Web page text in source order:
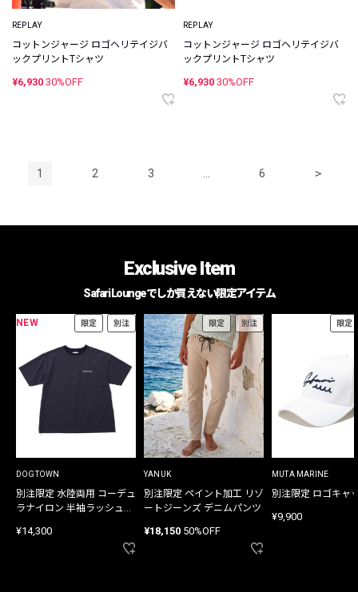
REPLAY
コットンジャージ ロゴヘリテイジバ
ックプリントTシャツ
¥6,930 30%OFF
REPLAY
コットンジャージ ロゴヘリテイジバ
ックプリントTシャツ
¥6,930 30%OFF
1 2 3 6 >
Exclusive Item
Safari Loungeでしか買えない限定アイテム
NEW 限定 別注
DOGTOWN
別注限定 水陸両用 コーデュ
ラナイロン 半袖ラッシュガ
¥14,300
限定 別注
YANUK
別注限定 ペイント加工 リゾ
ートジーンズ デニムパンツ
¥18,150 50%OFF
限定
MUTA MARINE
別注限定 ロゴキャ
¥9,900